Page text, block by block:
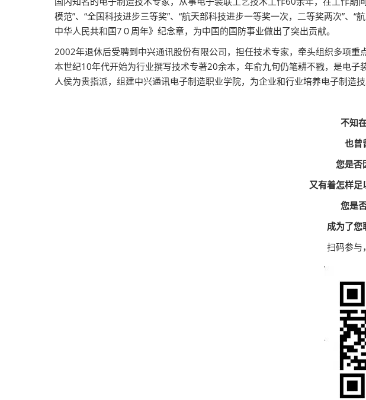
模范”、“全国科技进步三等奖”、“航天部科技进步一等奖一次，二等奖两次”
中华人民共和国7０周年》纪念章，为中国的国防事业做出了突出贡献。
2002年退休后受聘到中兴通讯股份有限公司，担任技术专家，牵头组织多项
本世纪10年代开始为行业撰写技术专著20余本，年俞九旬仍笔耕不戳，是电
人侯为贵指派，组建中兴通讯电子制造职业学院，为企业和行业培养电子制造
不知
也曾
您是否
又有着怎样足
您是
成为了您
扫码参与